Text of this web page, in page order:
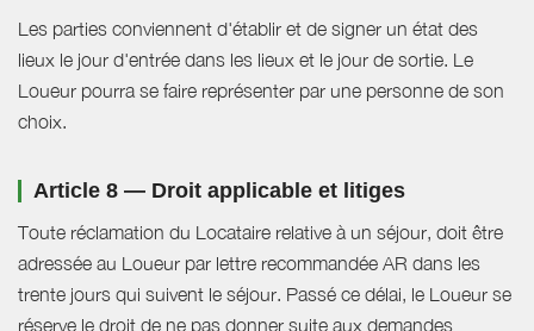
Les parties conviennent d'établir et de signer un état des
lieux le jour d'entrée dans les lieux et le jour de sortie. Le
Loueur pourra se faire représenter par une personne de son
choix.
Article 8 — Droit applicable et litiges
Toute réclamation du Locataire relative à un séjour, doit être
adressée au Loueur par lettre recommandée AR dans les
trente jours qui suivent le séjour. Passé ce délai, le Loueur se
réserve le droit de ne pas donner suite aux demandes